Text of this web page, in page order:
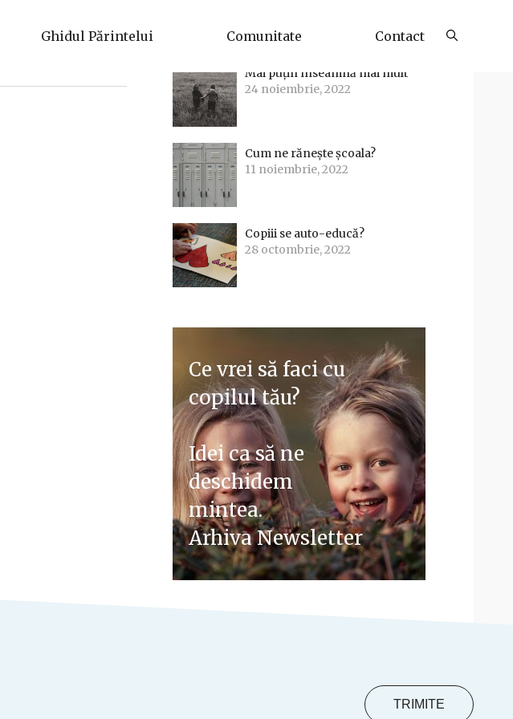
Ghidul Părintelui Comunitate Contact
Mai puțin înseamnă mai mult
24 noiembrie, 2022
Cum ne rănește școala?
11 noiembrie, 2022
Copiii se auto-educă?
28 octombrie, 2022
Ce vrei să faci cu
copilul tău?
Idei ca să ne
deschidem
mintea.
Arhiva Newsletter